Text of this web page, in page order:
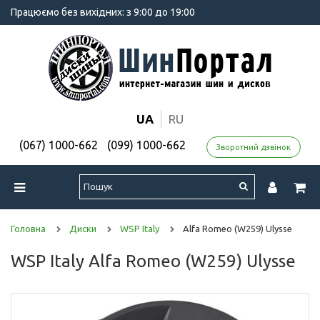
Працюємо без вихідних: з 9:00 до 19:00
UA RU
(067) 1000-662 (099) 1000-662 Зворотний дзвінок
Головна Диски WSP Italy Alfa Romeo (W259) Ulysse
WSP Italy Alfa Romeo (W259) Ulysse